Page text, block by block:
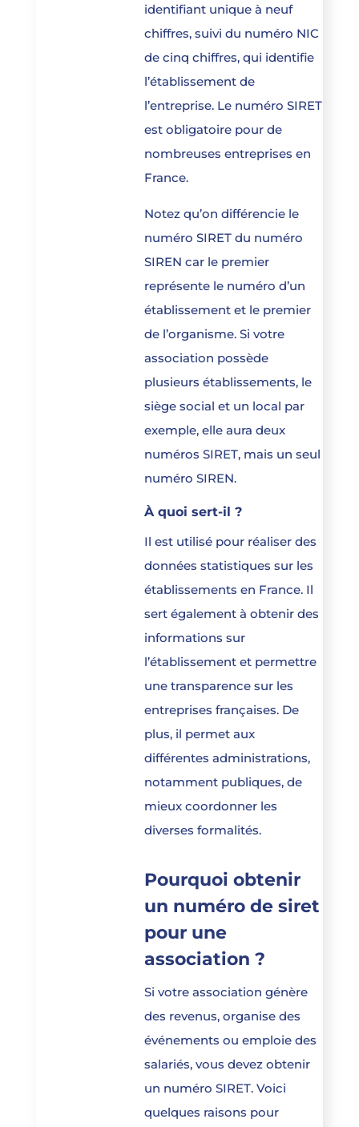
identifiant unique à neuf
chiffres, suivi du numéro NIC
de cinq chiffres, qui identifie
l’établissement de
l’entreprise. Le numéro SIRET
est obligatoire pour de
nombreuses entreprises en
France.
Notez qu’on différencie le
numéro SIRET du numéro
SIREN car le premier
représente le numéro d’un
établissement et le premier
de l’organisme. Si votre
association possède
plusieurs établissements, le
siège social et un local par
exemple, elle aura deux
numéros SIRET, mais un seul
numéro SIREN.
À quoi sert-il ?
Il est utilisé pour réaliser des
données statistiques sur les
établissements en France. Il
sert également à obtenir des
informations sur
l’établissement et permettre
une transparence sur les
entreprises françaises. De
plus, il permet aux
différentes administrations,
notamment publiques, de
mieux coordonner les
diverses formalités.
Pourquoi obtenir
un numéro de siret
pour une
association ?
Si votre association génère
des revenus, organise des
événements ou emploie des
salariés, vous devez obtenir
un numéro SIRET. Voici
quelques raisons pour